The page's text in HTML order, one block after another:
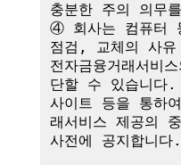
충분한 주의 의무
④ 회사는 컴퓨터
점검, 교체의 사유
전자금융거래서비
단할 수 있습니다
사이트 등을 통하
래서비스 제공의
사전에 공지합니다.